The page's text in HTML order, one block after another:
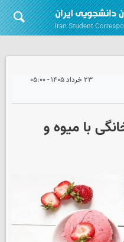
۲۳ خرداد ۱۴۰۵ - ۰۵:۰۰
با میوه و